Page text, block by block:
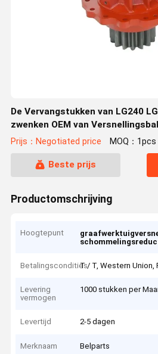
De Vervangstukken van LG240
zwenken OEM van
de Schommelingsvermindering
Prijs：Negotiated price MOQ：1pcs
Beste prijs
Productomschrijving
Hoogtepunt
BetalingsconditiesT / T, Western Union,
Levering
vermogen
1000 stukken per
Levertijd 2-5 dagen
Merknaam Belparts